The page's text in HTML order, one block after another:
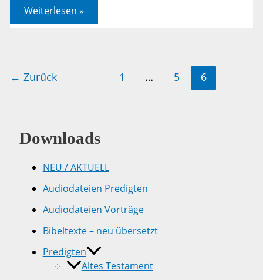
Anmerkungen
zum
prophetischen
Weiterlesen »
← Zurück 1 … 5 6
Downloads
NEU / AKTUELL
Audiodateien Predigten
Audiodateien Vorträge
Bibeltexte – neu übersetzt
Predigten
Altes Testament